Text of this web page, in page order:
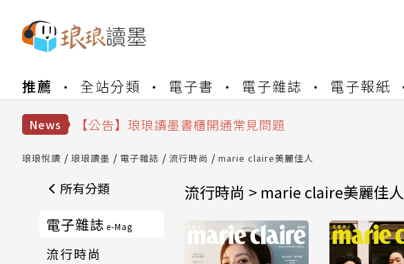
推薦 全站分類 電子書 電子雜誌 電子報紙
News
【公告】8/10、8/13 行動網路降速演練提醒
【公告】琅琅讀墨書櫃開通常見問題
【公告】琅琅書店服務升級重要說明及資產合併結果查詢
琅琅悅讀 琅琅讀墨 電子雜誌 流行時尚 marie claire美麗佳人
所有分類
電子雜誌 e-Mag
流行時尚
流行時尚 > marie claire美麗佳人